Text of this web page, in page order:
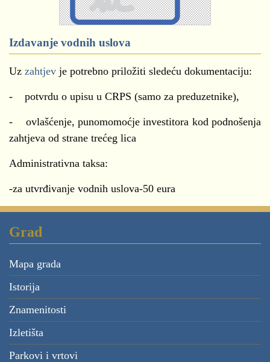
Izdavanje vodnih uslova
Uz zahtjev je potrebno priložiti sledeću dokumentaciju:
- potvrdu o upisu u CRPS (samo za preduzetnike),
- ovlašćenje, punomomoćje investitora kod podnošenja
zahtjeva od strane trećeg lica
Administrativna taksa:
-za utvrđivanje vodnih uslova-50 eura
Grad
Mapa grada
Istorija
Znamenitosti
Izletišta
Parkovi i vrtovi